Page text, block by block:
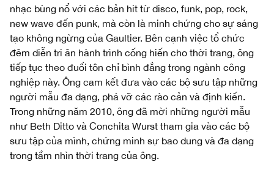
nhạc bùng nổ với các bản hit từ disco, funk, pop, rock,
new wave đến punk, mà còn là minh chứng cho sự sáng
tạo không ngừng của Gaultier. Bên cạnh việc tổ chức
đêm diễn tri ân hành trình cống hiến cho thời trang, ông
tiếp tục theo đuổi tôn chỉ bình đẳng trong ngành công
nghiệp này. Ông cam kết đưa vào các bộ sưu tập những
người mẫu đa dạng, phá vỡ các rào cản và định kiến.
Trong những năm 2010, ông đã mời những người mẫu
như Beth Ditto và Conchita Wurst tham gia vào các bộ
sưu tập của mình, chứng minh sự bao dung và đa dạng
trong tầm nhìn thời trang của ông.